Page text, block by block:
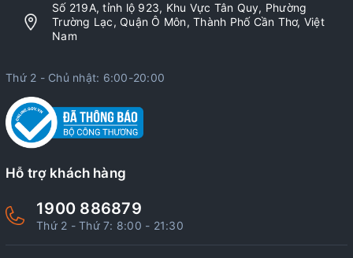
Số 219A, tỉnh lộ 923, Khu Vực Tân Quy, Phường
Trường Lạc, Quận Ô Môn, Thành Phố Cần Thơ, Việt
Nam
Thứ 2 - Chủ nhật: 6:00-20:00
Hỗ trợ khách hàng
1900 886879
Thứ 2 - Thứ 7: 8:00 - 21:30